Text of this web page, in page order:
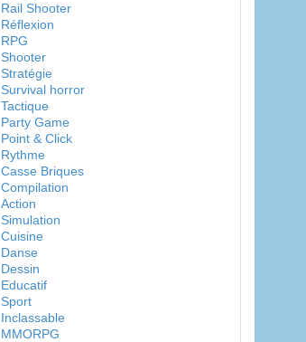
Rail Shooter
Réflexion
RPG
Shooter
Stratégie
Survival horror
Tactique
Party Game
Point & Click
Rythme
Casse Briques
Compilation
Action
Simulation
Cuisine
Danse
Dessin
Educatif
Sport
Inclassable
MMORPG